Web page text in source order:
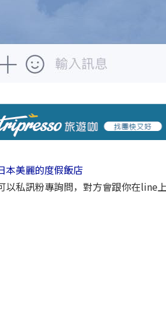
本美麗的度假飯店
私訊粉專詢問，對方會跟你在line